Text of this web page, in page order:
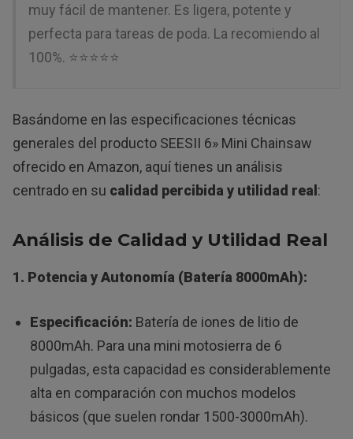
muy fácil de mantener. Es ligera, potente y
perfecta para tareas de poda. La recomiendo al
100%. ⭐⭐⭐⭐⭐
Basándome en las especificaciones técnicas
generales del producto SEESII 6» Mini Chainsaw
ofrecido en Amazon, aquí tienes un análisis
centrado en su calidad percibida y utilidad real:
Análisis de Calidad y Utilidad Real
1. Potencia y Autonomía (Batería 8000mAh):
Especificación: Batería de iones de litio de
8000mAh. Para una mini motosierra de 6
pulgadas, esta capacidad es considerablemente
alta en comparación con muchos modelos
básicos (que suelen rondar 1500-3000mAh).